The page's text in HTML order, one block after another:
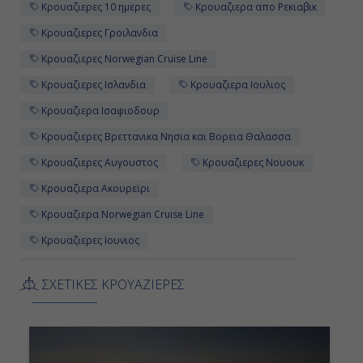
Αποβίβαση
Κρουαζιερες 10 ημερες
Κρουαζιερα απο Ρεκιαβικ
Κρουαζιερες Γροιλανδια
Κρουαζιερες Norwegian Cruise Line
Κρουαζιερες Ισλανδια
Κρουαζιερα Ιουλιος
Κρουαζιερα Ισαφιοδουρ
Κρουαζιερες Βρεττανικα Νησια και Βορεια Θαλασσα
Κρουαζιερες Αυγουστος
Κρουαζιερες Νουουκ
Κρουαζιερα Ακουρεϊρι
Κρουαζιερα Norwegian Cruise Line
Κρουαζιερες Ιουνιος
Κρουαζιερες Ντζουπιβογκουρ
ΣΧΕΤΙΚΕΣ ΚΡΟΥΑΖΙΕΡΕΣ